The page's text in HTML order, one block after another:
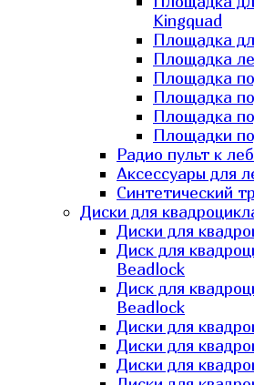
Kingquad
Площадка
Площадка
Площадка
Площадка
Площадка
Площадки
Радио пульт к
Аксессуары для
Синтетический
Диски для
Диски для
Диск для
Beadlock
Диск для
Beadlock
Диски для
Диски для
Диски для